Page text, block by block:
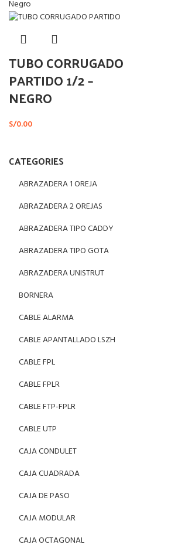
CATEGORIES
ABRAZADERA 1 OREJA
ABRAZADERA 2 OREJAS
ABRAZADERA TIPO CADDY
ABRAZADERA TIPO GOTA
ABRAZADERA UNISTRUT
BORNERA
CABLE ALARMA
CABLE APANTALLADO LSZH
CABLE FPL
CABLE FPLR
CABLE FTP-FPLR
CABLE UTP
CAJA CONDULET
CAJA CUADRADA
CAJA DE PASO
CAJA MODULAR
CAJA OCTAGONAL
TUBO CORRUGADO
PARTIDO 1/2 –
NEGRO
S/0.00